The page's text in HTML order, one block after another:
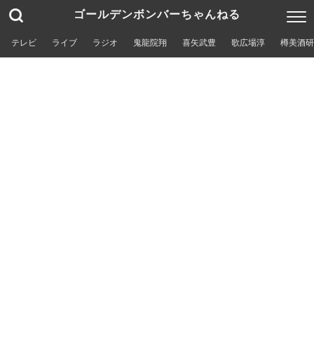
ゴールデンボンバーちゃんねる
テレビ ライブ ラジオ 鬼龍院翔 喜矢武豊 歌広場淳 樽美酒